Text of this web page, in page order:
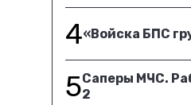
4«Войска БПС
5Саперы МЧС.
2